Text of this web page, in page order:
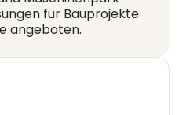
für Bauprojekte
angeboten.